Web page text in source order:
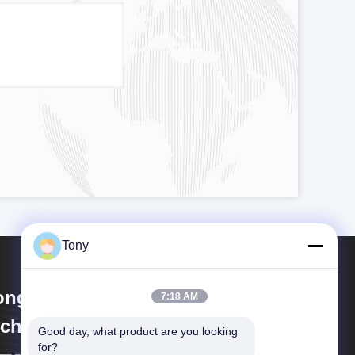
Dingxing Machinery
Co., Ltd
Tony
7:18 AM
Good day, what product are you looking
for?